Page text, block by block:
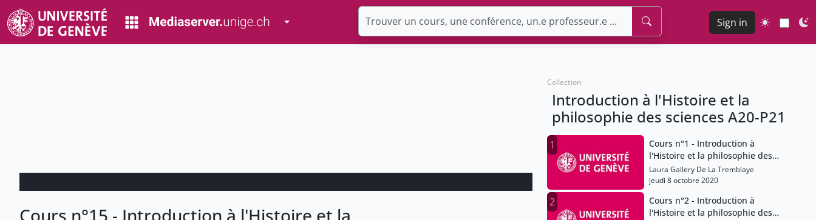
Toggle Dropdown Sign in
Cours n°15 - Introduction à l'Histoire et la
Collection
Introduction à l'Histoire et la
philosophie des sciences A20-P21
1
Cours n°1 - Introduction à
l'Histoire et la philosophie des
sciences
Laura Gallery De La Tremblaye
jeudi 8 octobre 2020
2
Cours n°2 - Introduction à
l'Histoire et la philosophie des